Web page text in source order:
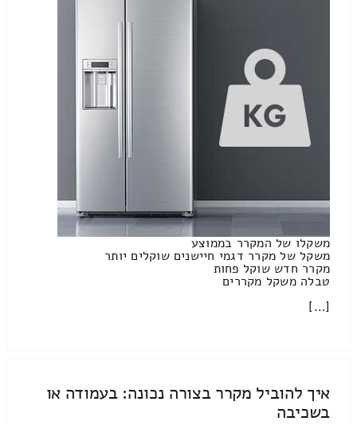
משקלו של המקרר בממוצע
משקל של מקרר דגמי חיישנים שוקלים יותר
מקרר חדש שוקל פחות
טבלה משקל מקררים
[…]
איך להוביל מקרר בצורה נכונה: בעמודה או
בשכיבה